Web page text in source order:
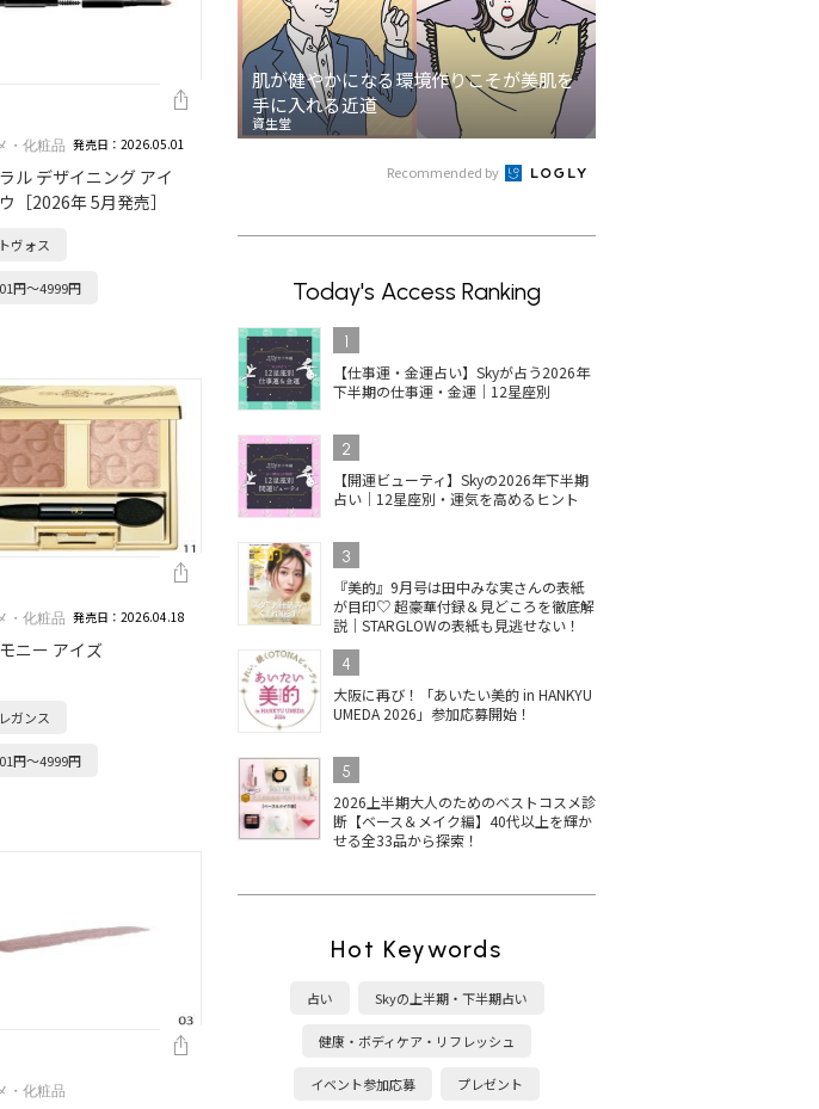
・化粧品 発売日：2026.05.01
ル デザイニング アイ
［2026年 5月発売］
ヴォス
円～4999円
・化粧品 発売日：2026.04.18
ニー アイズ
ガンス
円～4999円
・化粧品
肌が健やかになる環境作りこそが美肌を
手に入れる近道
資生堂
Recommended by
Today's Access Ranking
1
【仕事運・金運占い】Skyが占う2026年
下半期の仕事運・金運｜12星座別
2
【開運ビューティ】Skyの2026年下半期
占い｜12星座別・運気を高めるヒント
3
『美的』9月号は田中みな実さんの表紙
が目印♡ 超豪華付録＆見どころを徹底解
説｜STARGLOWの表紙も見逃せない！
4
大阪に再び！「あいたい美的 in HANKYU
UMEDA 2026」参加応募開始！
5
2026上半期大人のためのベストコスメ診
断【ベース＆メイク編】40代以上を輝か
せる全33品から探索！
Hot Keywords
占い Skyの上半期・下半期占い
健康・ボディケア・リフレッシュ
イベント参加応募 プレゼント